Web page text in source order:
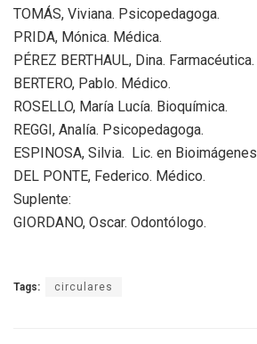
TOMÁS, Viviana. Psicopedagoga.
PRIDA, Mónica. Médica.
PÉREZ BERTHAUL, Dina. Farmacéutica.
BERTERO, Pablo. Médico.
ROSELLO, María Lucía. Bioquímica.
REGGI, Analía. Psicopedagoga.
ESPINOSA, Silvia. Lic. en
DEL PONTE, Federico. Médico.
Suplente:
GIORDANO, Oscar. Odontólogo.
Tags: circulares